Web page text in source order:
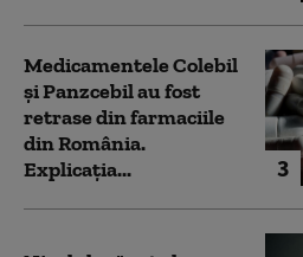
3
Medicamentele Colebil
și Panzcebil au fost
retrase din farmaciile
din România.
Explicația...